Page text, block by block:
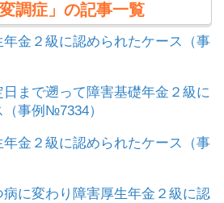
調症」の記事一覧
年金２級に認められたケース（事
日まで遡って障害基礎年金２級に
事例№7334）
年金２級に認められたケース（事
病に変わり障害厚生年金２級に認